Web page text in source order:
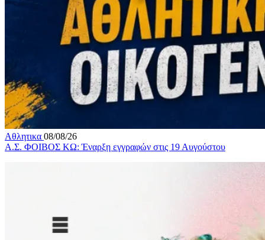
Αθλητικα 08/08/26
Α.Σ. ΦΟΙΒΟΣ ΚΩ: Έναρξη εγγραφών στις 19 Αυγούστου